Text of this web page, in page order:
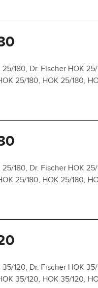
180, Dr. Fischer HOK
25/180, HOK 25/180,
180, Dr. Fischer HOK
25/180, HOK 25/180,
120, Dr. Fischer HOK
35/120, HOK 35/120,